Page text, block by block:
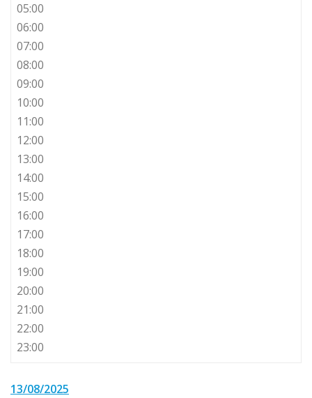
05:00
06:00
07:00
08:00
09:00
10:00
11:00
12:00
13:00
14:00
15:00
16:00
17:00
18:00
19:00
20:00
21:00
22:00
23:00
13/08/2025